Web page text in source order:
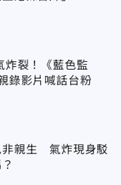
炸裂！《藍色監
錄影片喊話台粉
非親生 氣炸現身駁